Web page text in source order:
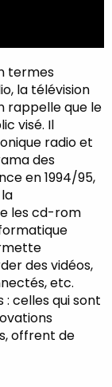
termes
la télévision
rappelle que le
visé. Il
radio et
des
en 1994/95,
les cd-rom
des vidéos,
etc.
: celles qui sont
offrent de